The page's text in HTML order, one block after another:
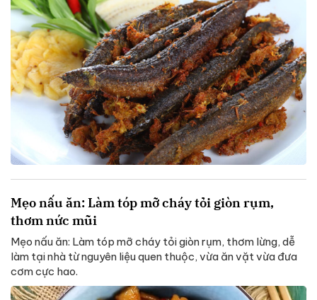
Mẹo nấu ăn: Làm tóp mỡ cháy tỏi giòn rụm,
thơm nức mũi
Mẹo nấu ăn: Làm tóp mỡ cháy tỏi giòn rụm, thơm lừng, dễ
làm tại nhà từ nguyên liệu quen thuộc, vừa ăn vặt vừa đưa
cơm cực hao.